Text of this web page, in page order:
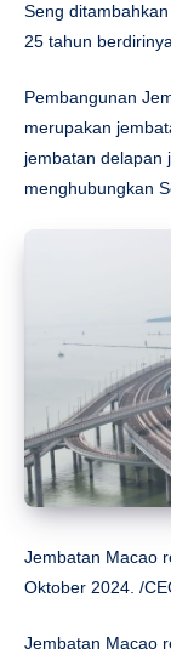
Seng
25 tahun
Pembangunan
merupakan
jembatan delapan
menghubungkan
Jembatan Macao
Oktober 2024. /
Jembatan Macao